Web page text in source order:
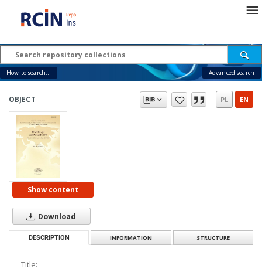
How to search... Advanced search
OBJECT PL EN
Show content
Download
DESCRIPTION INFORMATION STRUCTURE
Title: